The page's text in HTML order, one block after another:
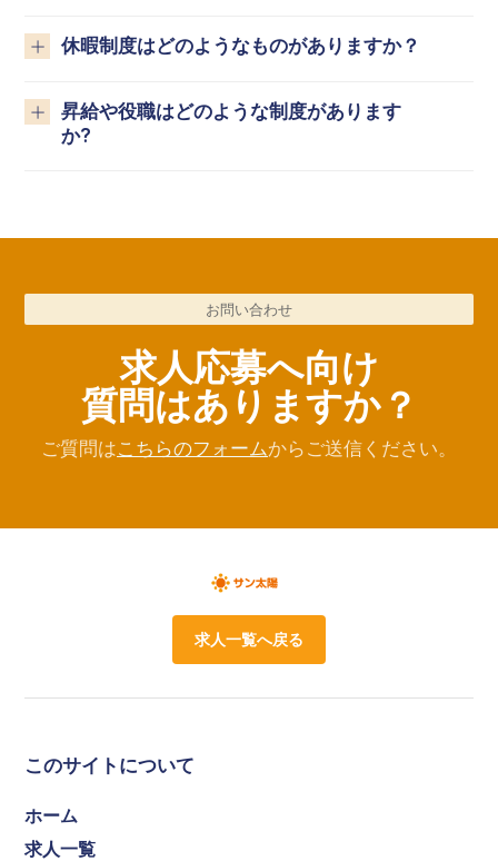
休暇制度はどのようなものがありますか？
昇給や役職はどのような制度があります
か?
お問い合わせ
求人応募へ向け
質問はありますか？
ご質問はこちらのフォームからご送信ください。
求人一覧へ戻る
このサイトについて
ホーム
求人一覧